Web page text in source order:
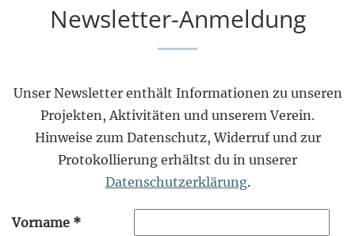
Newsletter-Anmeldung
Unser Newsletter enthält Informationen zu unseren
Projekten, Aktivitäten und unserem Verein.
Hinweise zum Datenschutz, Widerruf und zur
Protokollierung erhältst du in unserer
Datenschutzerklärung.
Vorname *